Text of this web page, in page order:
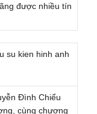
được nhiều tín
Đình Chiểu
cùng chương